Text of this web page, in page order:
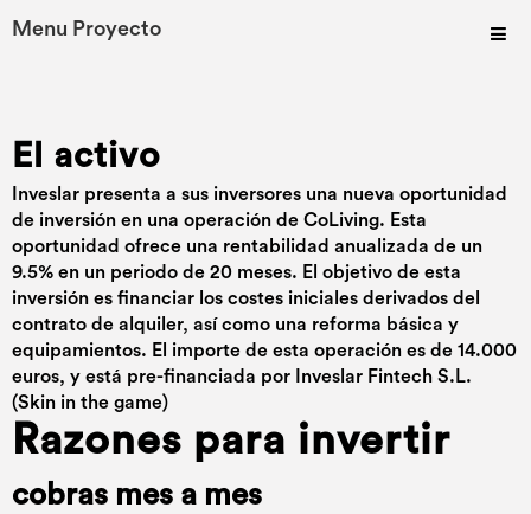
Menu Proyecto
El activo
Inveslar presenta a sus inversores una nueva oportunidad
de inversión en una operación de CoLiving. Esta
oportunidad ofrece una rentabilidad anualizada de un
9.5% en un periodo de 20 meses. El objetivo de esta
inversión es financiar los costes iniciales derivados del
contrato de alquiler, así como una reforma básica y
equipamientos. El importe de esta operación es de 14.000
euros, y está pre-financiada por Inveslar Fintech S.L.
(Skin in the game)
Razones para invertir
cobras mes a mes